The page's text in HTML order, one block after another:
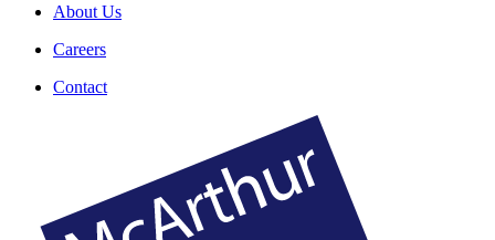
About Us
Careers
Contact